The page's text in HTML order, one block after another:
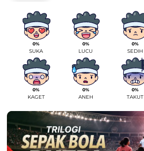
0%
SUKA
0%
LUCU
0%
SEDIH
0%
KAGET
0%
ANEH
0%
TAKUT